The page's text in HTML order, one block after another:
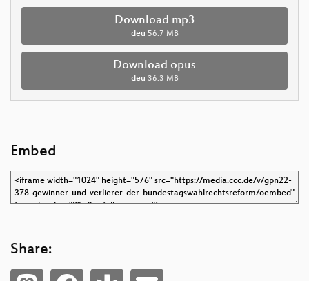
Download mp3
deu 56.7 MB
Download opus
deu 36.3 MB
Embed
Share: